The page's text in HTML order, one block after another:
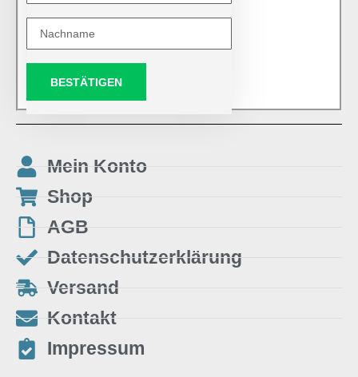
BESTÄTIGEN
Mein Konto
Shop
AGB
Datenschutzerklärung
Versand
Kontakt
Impressum